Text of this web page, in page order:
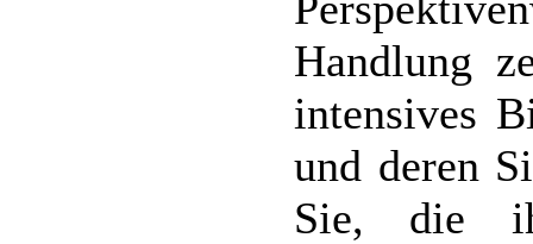
Handlung
intensives
und deren
Sie, die